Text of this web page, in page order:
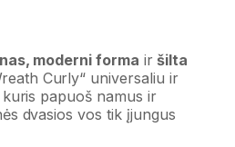
moderni forma ir šilta
Curly“ universaliu ir
papuoš namus ir
dvasios vos tik įjungus